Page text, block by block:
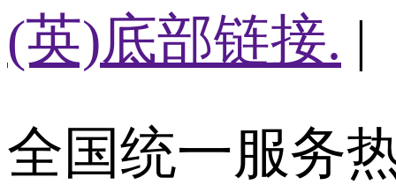
(英)底部链接. |
全国统一服务